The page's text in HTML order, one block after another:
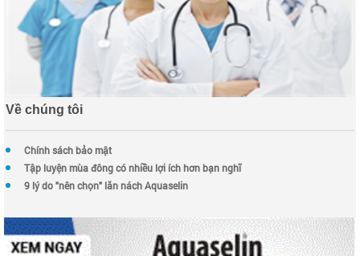
Về chúng tôi
Chính sách bảo mật
Tập luyện mùa đông có nhiều lợi ích hơn bạn nghĩ
9 lý do "nên chọn" lăn nách Aquaselin